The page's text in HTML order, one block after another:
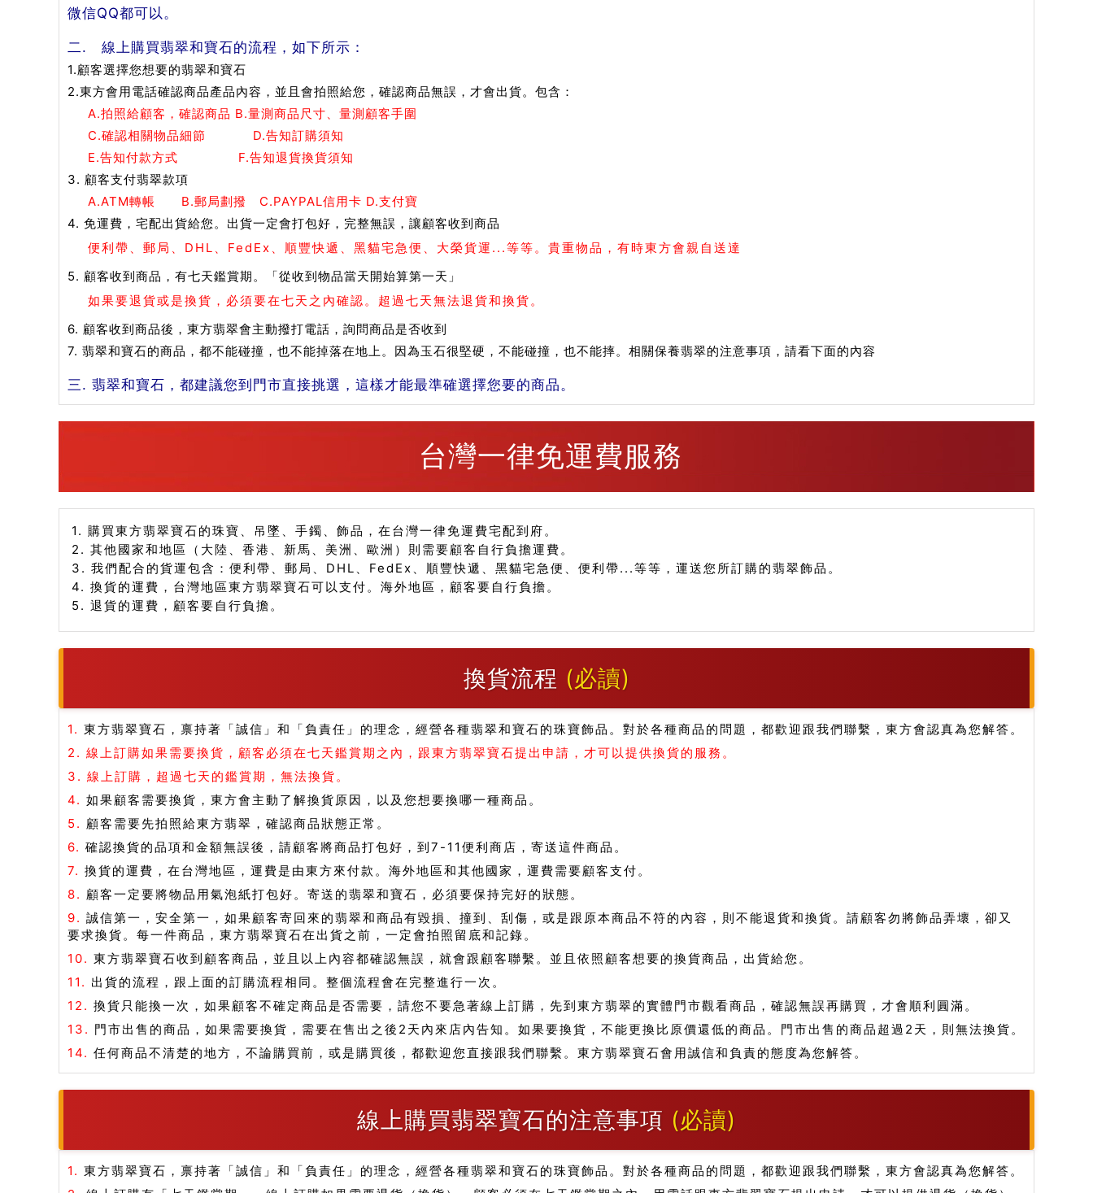
微信QQ都可以。
二. 線上購買翡翠和寶石的流程，如下所示：
1.顧客選擇您想要的翡翠和寶石
2.東方會用電話確認商品產品內容，並且會拍照給您，確認商品無誤，才會出貨。包含：
A.拍照給顧客，確認商品 B.量測商品尺寸、量測顧客手圍
C.確認相關物品細節 D.告知訂購須知
E.告知付款方式 F.告知退貨換貨須知
3. 顧客支付翡翠款項
A.ATM轉帳 B.郵局劃撥 C.PAYPAL信用卡 D.支付寶
4. 免運費，宅配出貨給您。出貨一定會打包好，完整無誤，讓顧客收到商品
便利帶、郵局、DHL、FedEx、順豐快遞、黑貓宅急便、大榮貨運...等等。貴重物品，有時東方會親自送達
5. 顧客收到商品，有七天鑑賞期。「從收到物品當天開始算第一天」
如果要退貨或是換貨，必須要在七天之內確認。超過七天無法退貨和換貨。
6. 顧客收到商品後，東方翡翠會主動撥打電話，詢問商品是否收到
7. 翡翠和寶石的商品，都不能碰撞，也不能掉落在地上。因為玉石很堅硬，不能碰撞，也不能摔。相關保養翡翠的注意事項，請看下面的內容
三. 翡翠和寶石，都建議您到門市直接挑選，這樣才能最準確選擇您要的商品。
台灣一律免運費服務
1. 購買東方翡翠寶石的珠寶、吊墜、手鐲、飾品，在台灣一律免運費宅配到府。
2. 其他國家和地區（大陸、香港、新馬、美洲、歐洲）則需要顧客自行負擔運費。
3. 我們配合的貨運包含：便利帶、郵局、DHL、FedEx、順豐快遞、黑貓宅急便、便利帶...等等，運送您所訂購的翡翠飾品。
4. 換貨的運費，台灣地區東方翡翠寶石可以支付。海外地區，顧客要自行負擔。
5. 退貨的運費，顧客要自行負擔。
換貨流程 (必讀)
1. 東方翡翠寶石，禀持著「誠信」和「負責任」的理念，經營各種翡翠和寶石的珠寶飾品。對於各種商品的問題，都歡迎跟我們聯繫，東方會認真為您解答。
2. 線上訂購如果需要換貨，顧客必須在七天鑑賞期之內，跟東方翡翠寶石提出申請，才可以提供換貨的服務。
3. 線上訂購，超過七天的鑑賞期，無法換貨。
4. 如果顧客需要換貨，東方會主動了解換貨原因，以及您想要換哪一種商品。
5. 顧客需要先拍照給東方翡翠，確認商品狀態正常。
6. 確認換貨的品項和金額無誤後，請顧客將商品打包好，到7-11便利商店，寄送這件商品。
7. 換貨的運費，在台灣地區，運費是由東方來付款。海外地區和其他國家，運費需要顧客支付。
8. 顧客一定要將物品用氣泡紙打包好。寄送的翡翠和寶石，必須要保持完好的狀態。
9. 誠信第一，安全第一，如果顧客寄回來的翡翠和商品有毀損、撞到、刮傷，或是跟原本商品不符的內容，則不能退貨和換貨。請顧客勿將飾品弄壞，卻又
要求換貨。每一件商品，東方翡翠寶石在出貨之前，一定會拍照留底和記錄。
10. 東方翡翠寶石收到顧客商品，並且以上內容都確認無誤，就會跟顧客聯繫。並且依照顧客想要的換貨商品，出貨給您。
11. 出貨的流程，跟上面的訂購流程相同。整個流程會在完整進行一次。
12. 換貨只能換一次，如果顧客不確定商品是否需要，請您不要急著線上訂購，先到東方翡翠的實體門市觀看商品，確認無誤再購買，才會順利圓滿。
13. 門市出售的商品，如果需要換貨，需要在售出之後2天內來店內告知。如果要換貨，不能更換比原價還低的商品。門市出售的商品超過2天，則無法換貨。
14. 任何商品不清楚的地方，不論購買前，或是購買後，都歡迎您直接跟我們聯繫。東方翡翠寶石會用誠信和負責的態度為您解答。
線上購買翡翠寶石的注意事項 (必讀)
1. 東方翡翠寶石，禀持著「誠信」和「負責任」的理念，經營各種翡翠和寶石的珠寶飾品。對於各種商品的問題，都歡迎跟我們聯繫，東方會認真為您解答。